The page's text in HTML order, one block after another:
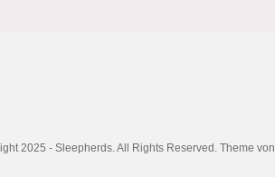
2025 - Sleepherds. All Rights Reserved. Theme von